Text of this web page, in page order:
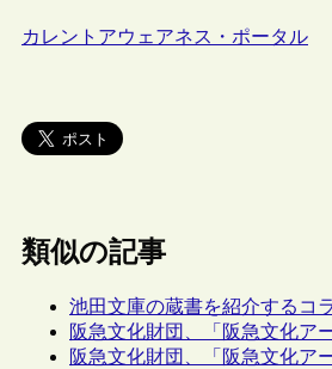
カレントアウェアネス・ポータル
類似の記事
池田文庫の蔵書を紹介するコ
阪急文化財団、「阪急文化ア
阪急文化財団、「阪急文化ア